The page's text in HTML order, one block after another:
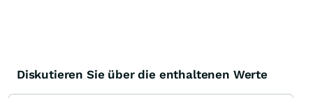
Diskutieren Sie über die enthaltenen Werte